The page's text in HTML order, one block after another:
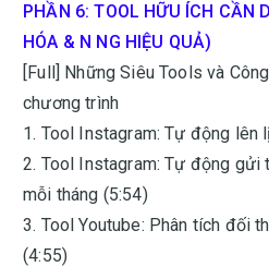
PHẦN 6: TOOL HỮU ÍCH CẦN
HÓA & N NG HIỆU QUẢ)
[Full] Những Siêu Tools và
chương trình
1. Tool Instagram: Tự động lên
2. Tool Instagram: Tự động gửi
mỗi tháng (5:54)
3. Tool Youtube: Phân tích đối
(4:55)